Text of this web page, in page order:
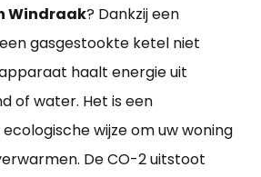
Windraak? Dankzij een
gasgestookte ketel niet
haalt energie uit
of water. Het is een
wijze om uw woning
De CO-2 uitstoot